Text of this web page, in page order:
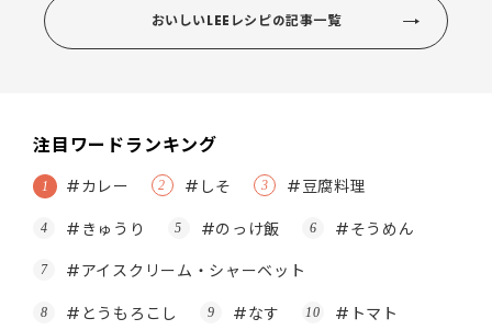
おいしいLEEレシピの記事一覧
注目ワードランキング
#カレー #しそ
#豆腐料理
#きゅうり
#のっけ飯
#そうめん
#アイスクリーム・シャーベット
#とうもろこし
#なす #トマト